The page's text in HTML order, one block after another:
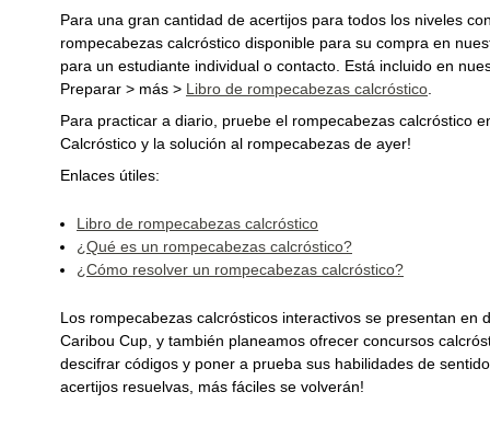
Para una gran cantidad de acertijos para todos los niveles
rompecabezas calcróstico disponible para su compra en
para un estudiante individual o contacto. Está incluido en
Preparar > más > Libro de rompecabezas calcróstico
Para practicar a diario, pruebe el rompecabezas calcróstico
Calcróstico y la solución al rompecabezas de ayer!
Enlaces útiles:
Libro de rompecabezas calcróstico
¿Qué es un rompecabezas calcróstico?
¿Cómo resolver un rompecabezas calcróstico?
Los rompecabezas calcrósticos interactivos se presentan
Caribou Cup, y también planeamos ofrecer concursos
descifrar códigos y poner a prueba sus habilidades de
acertijos resuelvas, más fáciles se volverán!